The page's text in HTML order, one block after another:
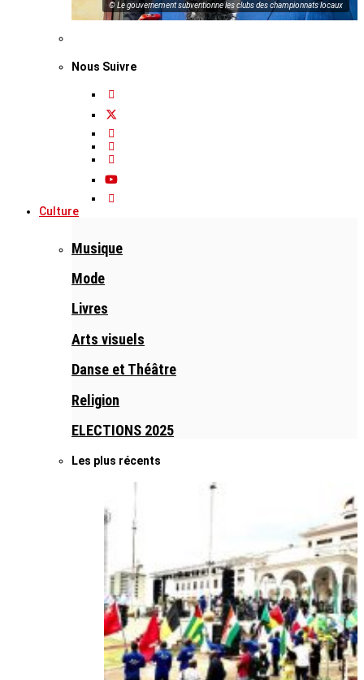
© Le gouvernement subventionne les clubs des championnats locaux
Nous Suivre
Culture
Musique
Mode
Livres
Arts visuels
Danse et Théâtre
Religion
ELECTIONS 2025
Les plus récents